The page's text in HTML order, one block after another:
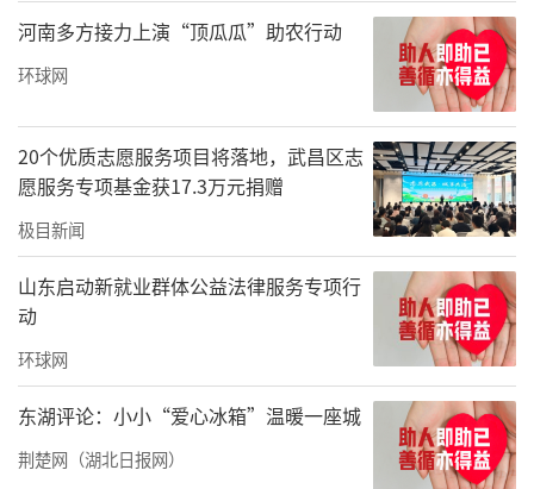
司的公益之路由来已久，企业负责人苏其昌、
苏英、苏珍三姐弟自幼历经清贫岁月，深知生
活不易、求学之难，始终秉持“能拉一把，就
拉一把”的朴素初心默默深耕餐饮事业及公
益。此前，团队曾奔赴贵州黔东南州剑河县开
展“筑梦深山·星光同行”助学活动，为50名
山区困境学生捐赠数万元助学金及学习物资；
同时连续多年常态化帮扶深圳市龙岗区社会福
利中心，暖心陪伴照料近300名孤残儿童，多年
来以平凡善举持续守护困境少年成长。
河南多方接力上演“顶瓜瓜”助农行动
环球网
20个优质志愿服务项目将落地，武昌区志
愿服务专项基金获17.3万元捐赠
极目新闻
山东启动新就业群体公益法律服务专项行
动
环球网
东湖评论：小小“爱心冰箱”温暖一座城
荆楚网（湖北日报网）